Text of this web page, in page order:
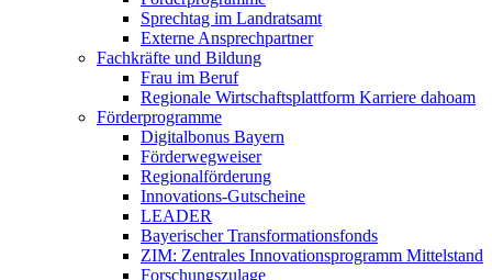
Sprechtag im Landratsamt
Externe Ansprechpartner
Fachkräfte und Bildung
Frau im Beruf
Regionale Wirtschaftsplattform Karriere dahoam
Förderprogramme
Digitalbonus Bayern
Förderwegweiser
Regionalförderung
Innovations-Gutscheine
LEADER
Bayerischer Transformationsfonds
ZIM: Zentrales Innovationsprogramm Mittelstand
Forschungszulage